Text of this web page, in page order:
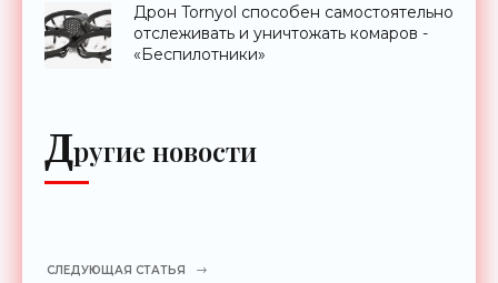
Дрон Tornyol способен самостоятельно
отслеживать и уничтожать комаров -
«Беспилотники»
Другие новости
СЛЕДУЮЩАЯ СТАТЬЯ